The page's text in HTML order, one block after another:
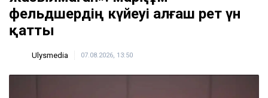
фельдшердің күйеуі алғаш рет үн
қатты
Ulysmedia 07.08.2026, 13:50